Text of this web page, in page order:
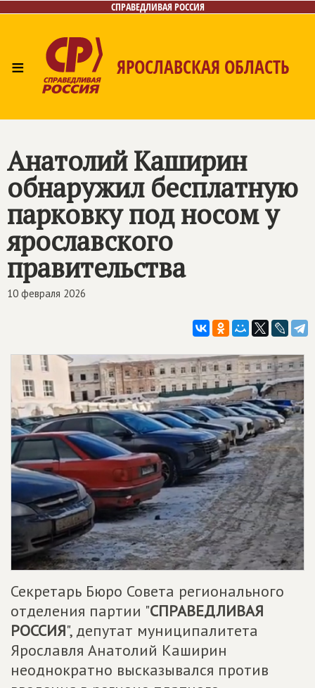
СПРАВЕДЛИВАЯ РОССИЯ
≡ ЯРОСЛАВСКАЯ ОБЛАСТЬ
Контакты
Анатолий Каширин
обнаружил бесплатную
парковку под носом у
ярославского
правительства
10 февраля 2026
Секретарь Бюро Совета регионального
отделения партии "СПРАВЕДЛИВАЯ
РОССИЯ", депутат муниципалитета
Ярославля Анатолий Каширин
неоднократно высказывался против